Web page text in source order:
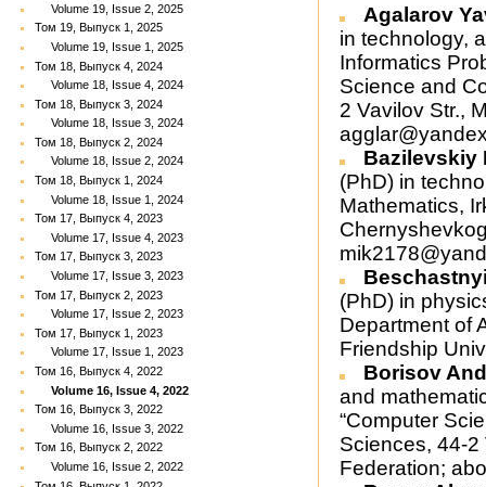
Volume 19, Issue 2, 2025
Том 19, Выпуск 1, 2025
Volume 19, Issue 1, 2025
Том 18, Выпуск 4, 2024
Volume 18, Issue 4, 2024
Том 18, Выпуск 3, 2024
Volume 18, Issue 3, 2024
Том 18, Выпуск 2, 2024
Volume 18, Issue 2, 2024
Том 18, Выпуск 1, 2024
Volume 18, Issue 1, 2024
Том 17, Выпуск 4, 2023
Volume 17, Issue 4, 2023
Том 17, Выпуск 3, 2023
Volume 17, Issue 3, 2023
Том 17, Выпуск 2, 2023
Volume 17, Issue 2, 2023
Том 17, Выпуск 1, 2023
Volume 17, Issue 1, 2023
Том 16, Выпуск 4, 2022
Volume 16, Issue 4, 2022
Том 16, Выпуск 3, 2022
Volume 16, Issue 3, 2022
Том 16, Выпуск 2, 2022
Volume 16, Issue 2, 2022
Agalarov
in technology,
Informatics
Science and
2 Vavilov Str.,
Bazilevskiy
(PhD) in
Mathematics,
(PhD) in
Department of
Friendship
Borisov
and
“Computer
Sciences, 44-2
Federation;